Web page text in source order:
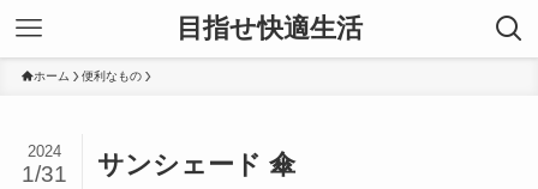
目指せ快適生活
ホーム 便利なもの
サンシェード 傘
2024
1/31